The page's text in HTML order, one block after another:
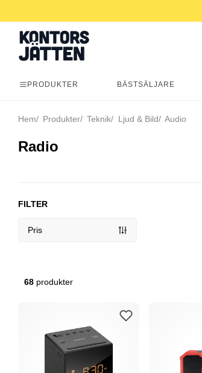
PRODUKTER BÄSTSÄLJARE
Hem Produkter Teknik Ljud & Bild Audio
Radio
FILTER
Pris
68 produkter